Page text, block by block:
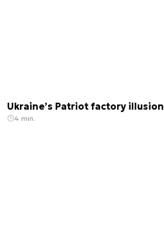
Ukraine’s Patriot factory illusion
4 min.